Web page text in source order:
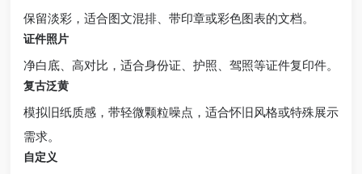
保留淡彩，适合图文混排、带印章或彩色图表的文档。
证件照片
净白底、高对比，适合身份证、护照、驾照等证件复印件。
复古泛黄
模拟旧纸质感，带轻微颗粒噪点，适合怀旧风格或特殊展示
需求。
自定义